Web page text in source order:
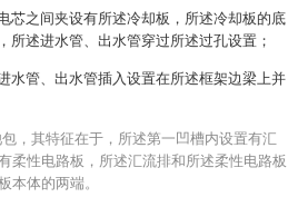
芯之间夹设有所述冷却板，所述冷却板的底
所述进水管、出水管穿过所述过孔设置；
水管、出水管插入设置在所述框架边梁上并
，其特征在于，所述第一凹槽内设置有汇
柔性电路板，所述汇流排和所述柔性电路板
本体的两端。